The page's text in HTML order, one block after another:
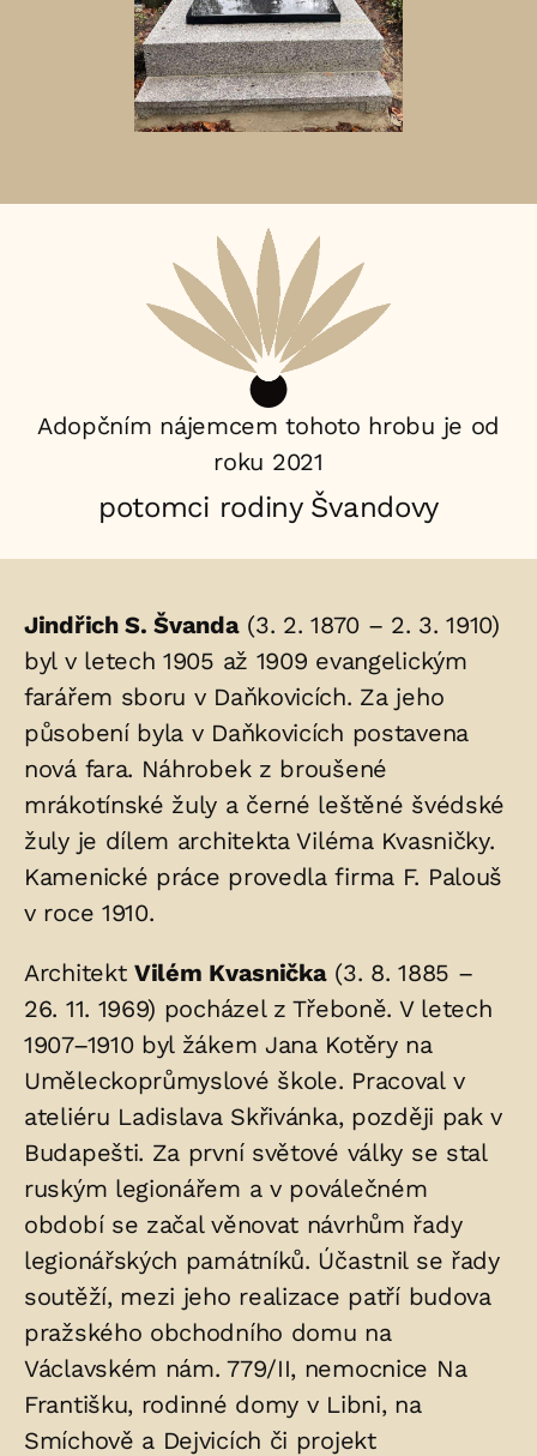
nájemce:
Adopčním nájemcem tohoto hrobu je od
roku 2021
potomci rodiny Švandovy
Životopis
osoby/osob
uložených
v
hrobu:
Jindřich S. Švanda(3. 2. 1870 – 2. 3. 1910)
byl v letech 1905 až 1909 evangelickým
farářem sboru v Daňkovicích. Za jeho
působení byla v Daňkovicích postavena
nová fara. Náhrobek z broušené
mrákotínské žuly a černé leštěné švédské
žuly je dílem architekta Viléma Kvasničky.
Kamenické práce provedla firma F. Palouš
v roce 1910.
Architekt Vilém Kvasnička(3. 8. 1885 –
26. 11. 1969) pocházel z Třeboně. V letech
1907–1910 byl žákem Jana Kotěry na
Uměleckoprůmyslové škole. Pracoval v
ateliéru Ladislava Skřivánka, později pak v
Budapešti. Za první světové války se stal
ruským legionářem a v poválečném
období se začal věnovat návrhům řady
legionářských památníků. Účastnil se řady
soutěží, mezi jeho realizace patří budova
pražského obchodního domu na
Václavském nám. 779/II, nemocnice Na
Františku, rodinné domy v Libni, na
Smíchově a Dejvicích či projekt